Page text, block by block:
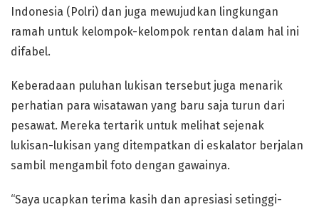
Indonesia (Polri) dan juga mewujudkan lingkungan
ramah untuk kelompok-kelompok rentan dalam hal ini
difabel.
Keberadaan puluhan lukisan tersebut juga menarik
perhatian para wisatawan yang baru saja turun dari
pesawat. Mereka tertarik untuk melihat sejenak
lukisan-lukisan yang ditempatkan di eskalator berjalan
sambil mengambil foto dengan gawainya.
“Saya ucapkan terima kasih dan apresiasi setinggi-